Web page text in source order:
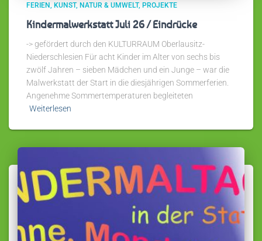
FERIEN KUNST NATUR & UMWELT PROJEKTE
Kindermalwerkstatt Juli 26 / Eindrücke
-> gefördert durch den KULTURRAUM Oberlausitz-
Niederschlesien Für acht Kinder im Alter von sechs bis
zwölf Jahren – sieben Mädchen und ein Junge – war die
Malwerkstatt der Start in die diesjährigen Sommerferien.
Angenehme Sommertemperaturen begleiteten
Weiterlesen